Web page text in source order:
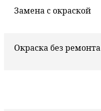
Замена с окраской
Окраска без ремонта